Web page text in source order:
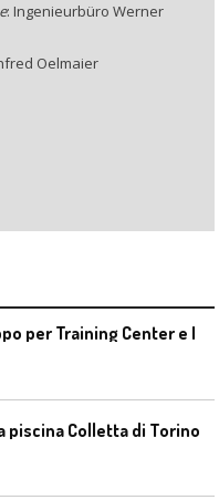
: Ingenieurbüro Werner
Oelmaier
piscina Colletta di Torino